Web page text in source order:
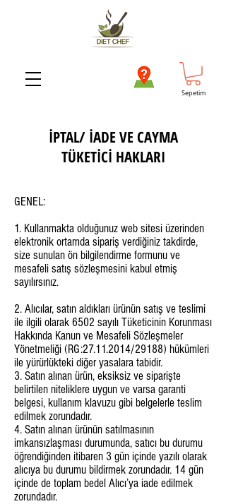
Sepetim
İPTAL/ İADE VE CAYMA
TÜKETİCİ HAKLARI
GENEL:
1. Kullanmakta olduğunuz web sitesi üzerinden
elektronik ortamda sipariş verdiğiniz takdirde,
size sunulan ön bilgilendirme formunu ve
mesafeli satış sözleşmesini kabul etmiş
sayılırsınız.
2. Alıcılar, satın aldıkları ürünün satış ve teslimi
ile ilgili olarak 6502 sayılı Tüketicinin Korunması
Hakkında Kanun ve Mesafeli Sözleşmeler
Yönetmeliği (RG:27.11.2014/29188) hükümleri
ile yürürlükteki diğer yasalara tabidir.
3. Satın alınan ürün, eksiksiz ve siparişte
belirtilen niteliklere uygun ve varsa garanti
belgesi, kullanım klavuzu gibi belgelerle teslim
edilmek zorundadır.
4. Satın alınan ürünün satılmasının
imkansızlaşması durumunda, satıcı bu durumu
öğrendiğinden itibaren 3 gün içinde yazılı olarak
alıcıya bu durumu bildirmek zorundadır. 14 gün
içinde de toplam bedel Alıcı’ya iade edilmek
zorundadır.